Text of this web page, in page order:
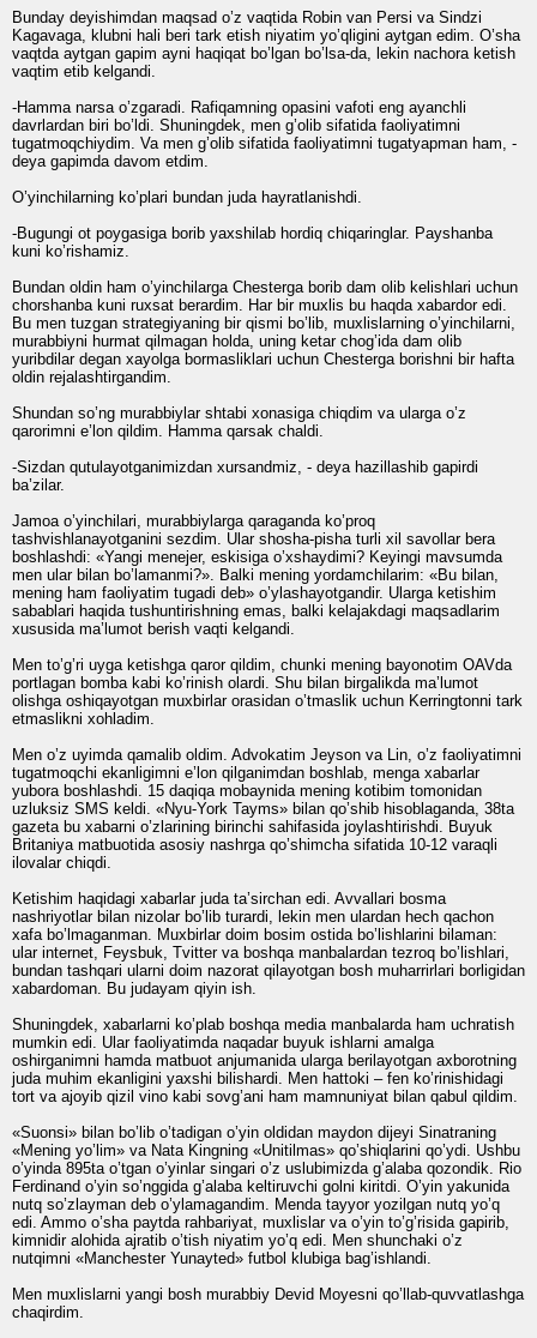
Bunday deyishimdan maqsad o’z vaqtida Robin van Persi va Sindzi
Kagavaga, klubni hali beri tark etish niyatim yo’qligini aytgan edim. O’sha
vaqtda aytgan gapim ayni haqiqat bo’lgan bo’lsa-da, lekin nachora ketish
vaqtim etib kelgandi.
-Hamma narsa o’zgaradi. Rafiqamning opasini vafoti eng ayanchli
davrlardan biri bo’ldi. Shuningdek, men g’olib sifatida faoliyatimni
tugatmoqchiydim. Va men g’olib sifatida faoliyatimni tugatyapman ham, -
deya gapimda davom etdim.
O’yinchilarning ko’plari bundan juda hayratlanishdi.
-Bugungi ot poygasiga borib yaxshilab hordiq chiqaringlar. Payshanba
kuni ko’rishamiz.
Bundan oldin ham o’yinchilarga Chesterga borib dam olib kelishlari uchun
chorshanba kuni ruxsat berardim. Har bir muxlis bu haqda xabardor edi.
Bu men tuzgan strategiyaning bir qismi bo’lib, muxlislarning o’yinchilarni,
murabbiyni hurmat qilmagan holda, uning ketar chog’ida dam olib
yuribdilar degan xayolga bormasliklari uchun Chesterga borishni bir hafta
oldin rejalashtirgandim.
Shundan so’ng murabbiylar shtabi xonasiga chiqdim va ularga o’z
qarorimni e’lon qildim. Hamma qarsak chaldi.
-Sizdan qutulayotganimizdan xursandmiz, - deya hazillashib gapirdi
ba’zilar.
Jamoa o’yinchilari, murabbiylarga qaraganda ko’proq
tashvishlanayotganini sezdim. Ular shosha-pisha turli xil savollar bera
boshlashdi: «Yangi menejer, eskisiga o’xshaydimi? Keyingi mavsumda
men ular bilan bo’lamanmi?». Balki mening yordamchilarim: «Bu bilan,
mening ham faoliyatim tugadi deb» o’ylashayotgandir. Ularga ketishim
sabablari haqida tushuntirishning emas, balki kelajakdagi maqsadlarim
xususida ma’lumot berish vaqti kelgandi.
Men to’g’ri uyga ketishga qaror qildim, chunki mening bayonotim OAVda
portlagan bomba kabi ko’rinish olardi. Shu bilan birgalikda ma’lumot
olishga oshiqayotgan muxbirlar orasidan o’tmaslik uchun Kerringtonni tark
etmaslikni xohladim.
Men o’z uyimda qamalib oldim. Advokatim Jeyson va Lin, o’z faoliyatimni
tugatmoqchi ekanligimni e’lon qilganimdan boshlab, menga xabarlar
yubora boshlashdi. 15 daqiqa mobaynida mening kotibim tomonidan
uzluksiz SMS keldi. «Nyu-York Tayms» bilan qo’shib hisoblaganda, 38ta
gazeta bu xabarni o’zlarining birinchi sahifasida joylashtirishdi. Buyuk
Britaniya matbuotida asosiy nashrga qo’shimcha sifatida 10-12 varaqli
ilovalar chiqdi.
Ketishim haqidagi xabarlar juda ta’sirchan edi. Avvallari bosma
nashriyotlar bilan nizolar bo’lib turardi, lekin men ulardan hech qachon
xafa bo’lmaganman. Muxbirlar doim bosim ostida bo’lishlarini bilaman:
ular internet, Feysbuk, Tvitter va boshqa manbalardan tezroq bo’lishlari,
bundan tashqari ularni doim nazorat qilayotgan bosh muharrirlari borligidan
xabardoman. Bu judayam qiyin ish.
Shuningdek, xabarlarni ko’plab boshqa media manbalarda ham uchratish
mumkin edi. Ular faoliyatimda naqadar buyuk ishlarni amalga
oshirganimni hamda matbuot anjumanida ularga berilayotgan axborotning
juda muhim ekanligini yaxshi bilishardi. Men hattoki – fen ko’rinishidagi
tort va ajoyib qizil vino kabi sovg’ani ham mamnuniyat bilan qabul qildim.
«Suonsi» bilan bo’lib o’tadigan o’yin oldidan maydon dijeyi Sinatraning
«Mening yo’lim» va Nata Kingning «Unitilmas» qo’shiqlarini qo’ydi. Ushbu
o’yinda 895ta o’tgan o’yinlar singari o’z uslubimizda g’alaba qozondik. Rio
Ferdinand o’yin so’nggida g’alaba keltiruvchi golni kiritdi. O’yin yakunida
nutq so’zlayman deb o’ylamagandim. Menda tayyor yozilgan nutq yo’q
edi. Ammo o’sha paytda rahbariyat, muxlislar va o’yin to’g’risida gapirib,
kimnidir alohida ajratib o’tish niyatim yo’q edi. Men shunchaki o’z
nutqimni «Manchester Yunayted» futbol klubiga bag’ishlandi.
Men muxlislarni yangi bosh murabbiy Devid Moyesni qo’llab-quvvatlashga
chaqirdim.